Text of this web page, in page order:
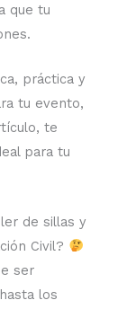
que tu
práctica y
tu evento,
te
para tu
de sillas y
Civil?
ser
los